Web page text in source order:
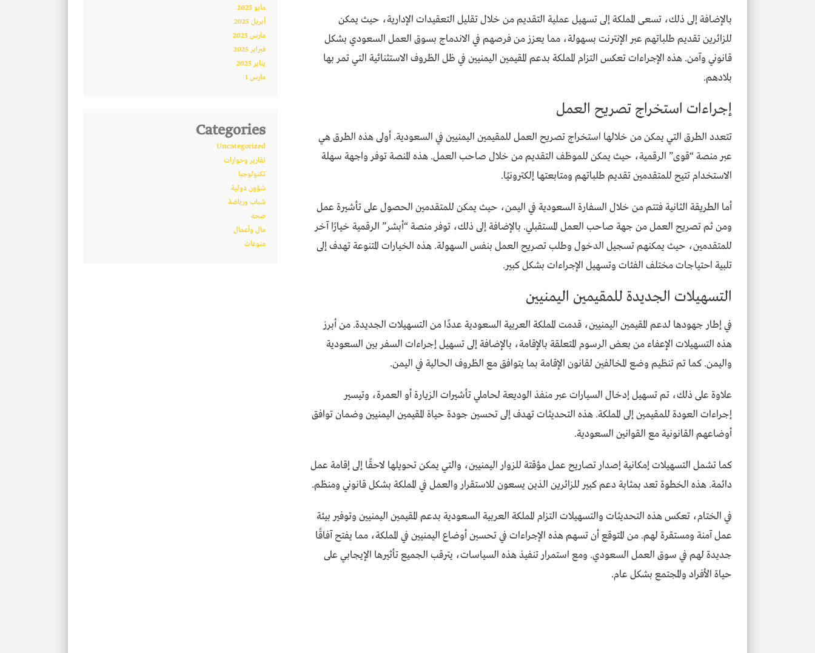
بالإضافة إلى ذلك، تسعى المملكة إلى تسهيل عملية التقديم من خلال تقليل التعقيدات الإدارية، حيث يمكن
للزائرين تقديم طلباتهم عبر الإنترنت بسهولة، مما يعزز من فرصهم في الاندماج بسوق العمل السعودي بشكل
قانوني وآمن. هذه الإجراءات تعكس التزام المملكة بدعم المقيمين اليمنيين في ظل الظروف الاستثنائية التي تمر بها
بلادهم.
إجراءات استخراج تصريح العمل
تتعدد الطرق التي يمكن من خلالها استخراج تصريح العمل للمقيمين اليمنيين في السعودية. أولى هذه الطرق هي
عبر منصة “قوى” الرقمية، حيث يمكن للموظف التقديم من خلال صاحب العمل. هذه المنصة توفر واجهة سهلة
الاستخدام تتيح للمتقدمين تقديم طلباتهم ومتابعتها إلكترونيًا.
أما الطريقة الثانية فتتم من خلال السفارة السعودية في اليمن، حيث يمكن للمتقدمين الحصول على تأشيرة عمل
ومن ثم تصريح العمل من جهة صاحب العمل المستقبلي. بالإضافة إلى ذلك، توفر منصة “أبشر” الرقمية خيارًا آخر
للمتقدمين، حيث يمكنهم تسجيل الدخول وطلب تصريح العمل بنفس السهولة. هذه الخيارات المتنوعة تهدف إلى
تلبية احتياجات مختلف الفئات وتسهيل الإجراءات بشكل كبير.
التسهيلات الجديدة للمقيمين اليمنيين
في إطار جهودها لدعم المقيمين اليمنيين، قدمت المملكة العربية السعودية عددًا من التسهيلات الجديدة. من أبرز
هذه التسهيلات الإعفاء من بعض الرسوم المتعلقة بالإقامة، بالإضافة إلى تسهيل إجراءات السفر بين السعودية
واليمن. كما تم تنظيم وضع المخالفين لقانون الإقامة بما يتوافق مع الظروف الحالية في اليمن.
علاوة على ذلك، تم تسهيل إدخال السيارات عبر منفذ الوديعة لحاملي تأشيرات الزيارة أو العمرة، وتيسير
إجراءات العودة للمقيمين إلى المملكة. هذه التحديثات تهدف إلى تحسين جودة حياة المقيمين اليمنيين وضمان توافق
أوضاعهم القانونية مع القوانين السعودية.
كما تشمل التسهيلات إمكانية إصدار تصاريح عمل مؤقتة للزوار اليمنيين، والتي يمكن تحويلها لاحقًا إلى إقامة عمل
دائمة. هذه الخطوة تعد بمثابة دعم كبير للزائرين الذين يسعون للاستقرار والعمل في المملكة بشكل قانوني ومنظم.
في الختام، تعكس هذه التحديثات والتسهيلات التزام المملكة العربية السعودية بدعم المقيمين اليمنيين وتوفير بيئة
عمل آمنة ومستقرة لهم. من المتوقع أن تسهم هذه الإجراءات في تحسين أوضاع اليمنيين في المملكة، مما يفتح آفاقًا
جديدة لهم في سوق العمل السعودي. ومع استمرار تنفيذ هذه السياسات، يترقب الجميع تأثيرها الإيجابي على
حياة الأفراد والمجتمع بشكل عام.
مايو 2025
أبريل 2025
مارس 2025
فبراير 2025
يناير 2025
مارس 1
Categories
Uncategorized
تقارير وحوارات
تكنولوجيا
شؤون دولية
شباب ورياضة
صحه
مال وأعمال
منوعات